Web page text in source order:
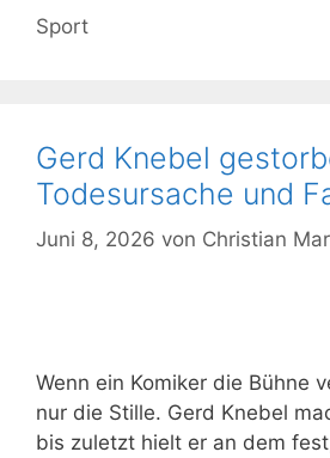
Kategorien
Sport
Gerd Knebel
Todesursache und
Juni 8, 2026 von Christian
Wenn ein Komiker die Bühne
nur die Stille. Gerd Knebel
bis zuletzt hielt er an dem